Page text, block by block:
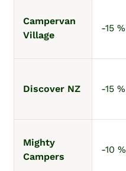
Campervan
Village
-15 %
Discover NZ -15 %
Mighty
Campers
-10 %